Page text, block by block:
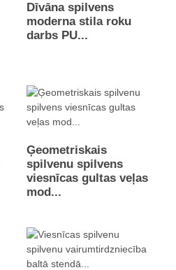
Dīvāna spilvens
moderna stila roku
darbs PU...
Ģeometriskais
spilvenu spilvens
viesnīcas gultas veļas
mod...